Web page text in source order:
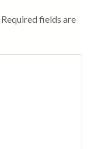
Required fields are